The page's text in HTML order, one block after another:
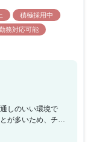
積極採用中
務対応可能
しのいい環境で
が多いため、チー
メの求人です。ま